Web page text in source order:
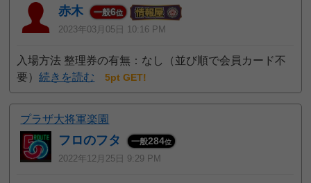
赤木 一般6位
2023年03月05日 10:16 PM
入場方法 整理券の有無：なし（並び順で会員カード不
要）続きを読む 5pt GET!
プラザ大将軍楽園
フロのフタ 一般284位
2022年12月25日 9:29 PM